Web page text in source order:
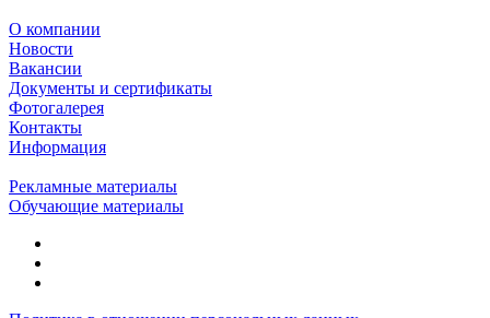
О компании
Новости
Вакансии
Документы и сертификаты
Фотогалерея
Контакты
Информация
Рекламные материалы
Обучающие материалы